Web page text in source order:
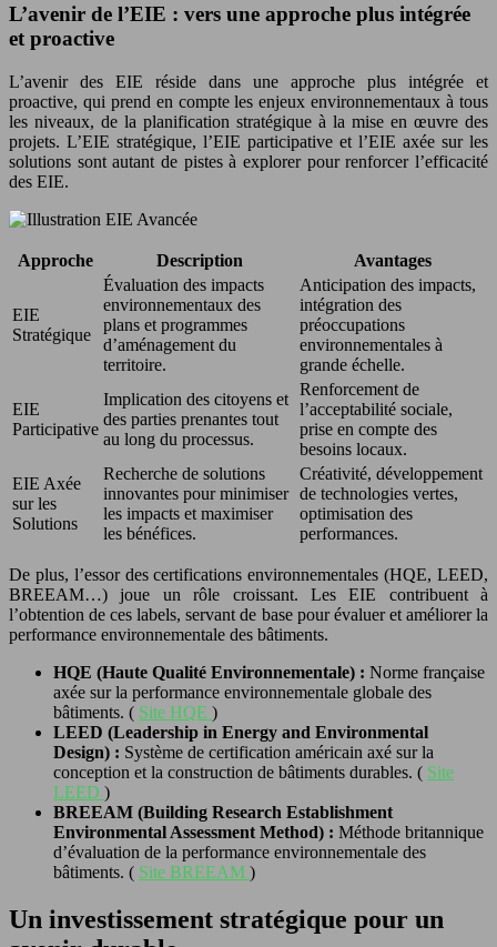
L’avenir de l’EIE : vers une approche plus intégrée
et proactive
L’avenir des EIE réside dans une approche plus intégrée et
proactive, qui prend en compte les enjeux environnementaux à tous
les niveaux, de la planification stratégique à la mise en œuvre des
projets. L’EIE stratégique, l’EIE participative et l’EIE axée sur les
solutions sont autant de pistes à explorer pour renforcer l’efficacité
des EIE.
Approche Description Avantages
EIE
Stratégique
Évaluation des impacts
environnementaux des
plans et programmes
d’aménagement du
territoire.
Anticipation des impacts,
intégration des
préoccupations
environnementales à
grande échelle.
EIE
Participative
Implication des citoyens et
des parties prenantes tout
au long du processus.
Renforcement de
l’acceptabilité sociale,
prise en compte des
besoins locaux.
EIE Axée
sur les
Solutions
Recherche de solutions
innovantes pour minimiser
les impacts et maximiser
les bénéfices.
Créativité, développement
de technologies vertes,
optimisation des
performances.
De plus, l’essor des certifications environnementales (HQE, LEED,
BREEAM…) joue un rôle croissant. Les EIE contribuent à
l’obtention de ces labels, servant de base pour évaluer et améliorer la
performance environnementale des bâtiments.
HQE (Haute Qualité Environnementale) : Norme française
axée sur la performance environnementale globale des
bâtiments. ( Site HQE )
LEED (Leadership in Energy and Environmental
Design) : Système de certification américain axé sur la
conception et la construction de bâtiments durables. ( Site
LEED )
BREEAM (Building Research Establishment
Environmental Assessment Method) : Méthode britannique
d’évaluation de la performance environnementale des
bâtiments. ( Site BREEAM )
Un investissement stratégique pour un